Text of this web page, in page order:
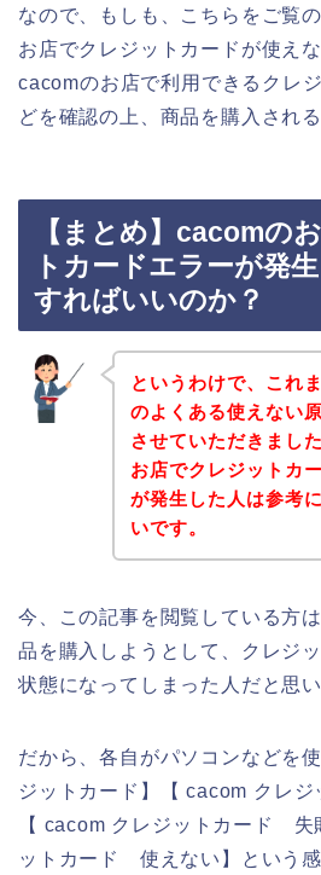
なので、もしも、こちらをご覧
お店でクレジットカードが使え
cacomのお店で利用できるクレ
どを確認の上、商品を購入され
【まとめ】cacomの
トカードエラーが発
すればいいのか？
というわけで、これ
のよくある使えない
させていただきまし
お店でクレジットカ
が発生した人は参考
いです。
今、この記事を閲覧している方
品を購入しようとして、クレジ
状態になってしまった人だと思い
だから、各自がパソコンなどを
ジットカード】【 cacom クレ
【 cacom クレジットカード 失
ットカード 使えない】という